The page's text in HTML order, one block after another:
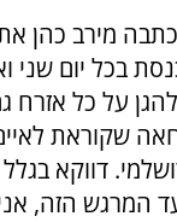
מירב כהן
בכל יום שני
על כל אזרח
שקוראת
דווקא
המרגש הזה,